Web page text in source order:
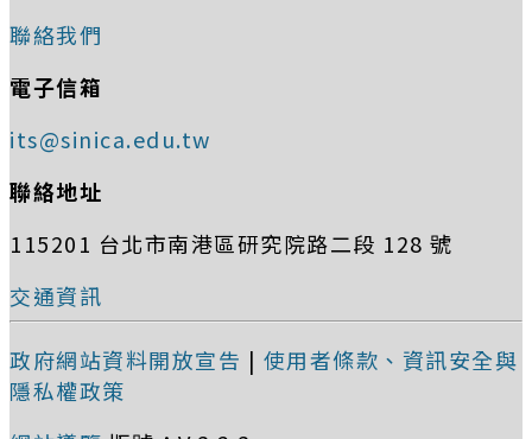
聯絡我們
電子信箱
its@sinica.edu.tw
聯絡地址
115201 台北市南港區研究院路二段 128 號
交通資訊
政府網站資料開放宣告 | 使用者條款、資訊安全與
隱私權政策